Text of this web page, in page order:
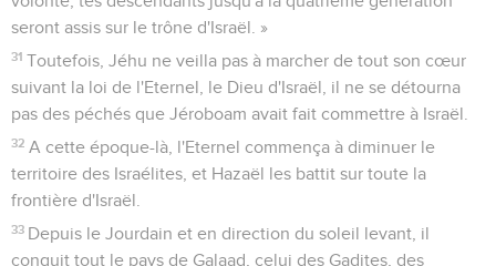
seront assis sur le trône d'Israël. »
31 Toutefois, Jéhu ne veilla pas à marcher de tout son cœur
suivant la loi de l'Eternel, le Dieu d'Israël, il ne se détourna
pas des péchés que Jéroboam avait fait commettre à Israël.
32 A cette époque-là, l'Eternel commença à diminuer le
territoire des Israélites, et Hazaël les battit sur toute la
frontière d'Israël.
33 Depuis le Jourdain et en direction du soleil levant, il
conquit tout le pays de Galaad, celui des Gadites, des